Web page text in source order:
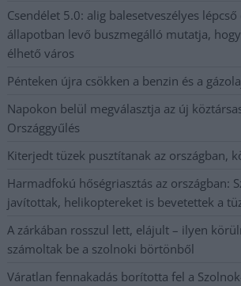
Csendélet 5.0: alig balesetveszélyes lépcső
állapotban levő buszmegálló mutatja,
élhető város
Pénteken újra csökken a benzin és a
Napokon belül megválasztja az új
Országgyűlés
Kiterjedt tüzek pusztítanak az országban,
Harmadfokú hőségriasztás az országban:
javítottak, helikoptereket is bevetettek a
A zárkában rosszul lett, elájult – ilyen
számoltak be a szolnoki börtönből
Váratlan fennakadás borította fel a